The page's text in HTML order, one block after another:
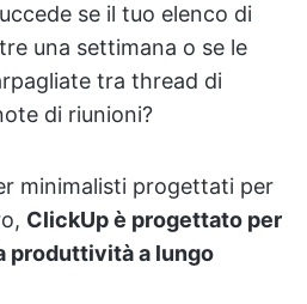
se il tuo elenco di
una settimana o se le
tra thread di
di riunioni?
minimalisti progettati per
ClickUp è progettato per
produttività a lungo